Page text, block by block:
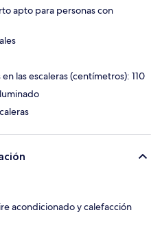
apto para personas con
las escaleras (centímetros): 110
acondicionado y calefacción